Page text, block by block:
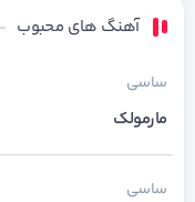
آهنگ های محبوب
ساسی
مارمولک
ساسی